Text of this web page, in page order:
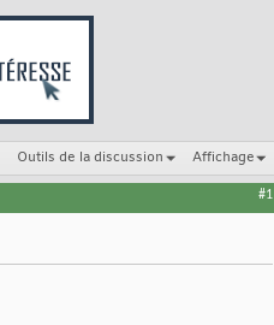
Outils de la discussion Affichage
#1